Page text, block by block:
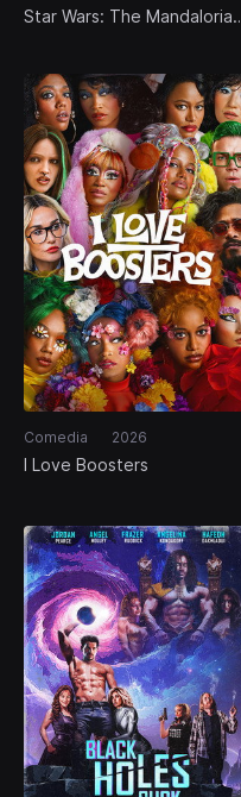
Star Wars: The Mandalorian
Comedia 2026
I Love Boosters